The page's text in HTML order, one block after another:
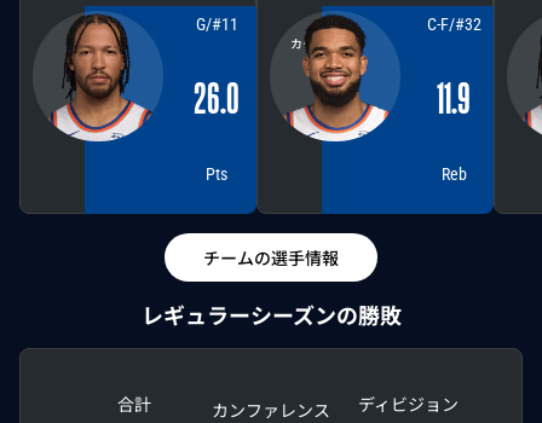
ジェイレン・ブランソン
G/#11
26.0
Pts
カール・アンソニー・タウンズ
C-F/#32
11.9
Reb
チームの選手情報
レギュラーシーズンの勝敗
合計 カンファレンス ディビジョン